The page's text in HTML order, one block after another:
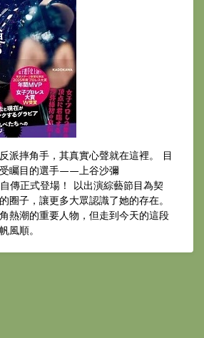
派摔角手，其真實心聲就在這裡。 目
矚目的選手——上谷沙彌
自傳正式登場！ 以出演綜藝節目為契
圈子，讓更多大眾認識了她的存在。
熱潮的重要人物，但走到今天的這段
風順。